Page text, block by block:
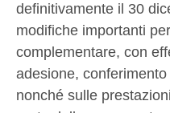
definitivamente il 30
modifiche importanti
complementare, con
adesione,
nonché sulle